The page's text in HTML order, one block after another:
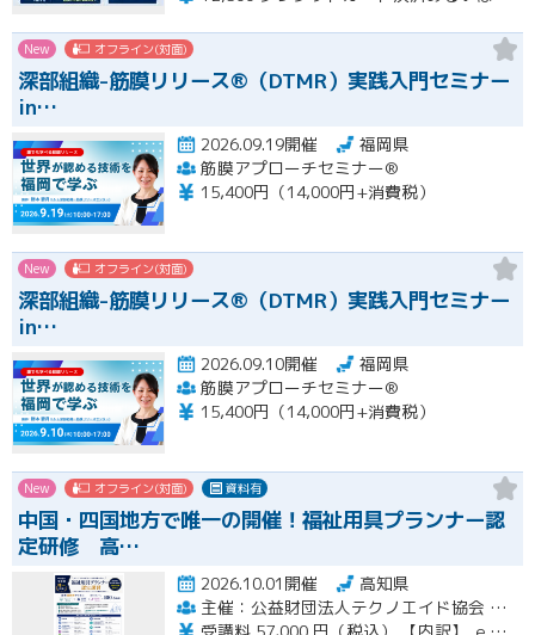
New オフライン(対面)
深部組織-筋膜リリース®（DTMR）実践入門セミナー
in…
2026.09.19開催
福岡県
筋膜アプローチセミナー®
15,400円（14,000円+消費税）
New オフライン(対面)
深部組織-筋膜リリース®（DTMR）実践入門セミナー
in…
2026.09.10開催
福岡県
筋膜アプローチセミナー®
15,400円（14,000円+消費税）
New オフライン(対面) 資料有
中国・四国地方で唯一の開催！福祉用具プランナー認
定研修 高…
2026.10.01開催
高知県
主催：公益財団法人テクノエイド協会 集合研修会場期間：一般社団法人ナチュラルハートフルケアネットワーク